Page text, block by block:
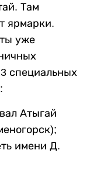
Там
ярмарки.
уже
специальных
Атыгай
имени Д.